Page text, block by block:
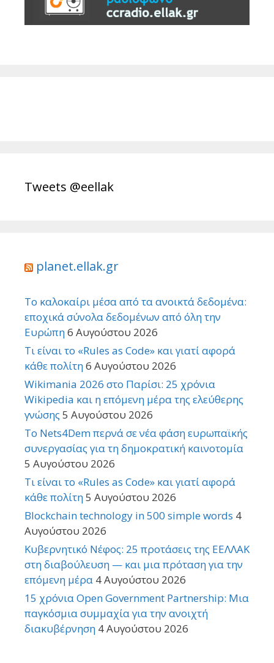
Tweets @eellak
planet.ellak.gr
Το καλοκαίρι μέσα από τα ανοικτά δεδομένα:
εποχικά σύνολα δεδομένων από όλη την
Ευρώπη6 Αυγούστου 2026
Τι είναι το «Rules as Code» και γιατί αφορά
κάθε πολίτη6 Αυγούστου 2026
Wikimania 2026 στο Παρίσι: 25 χρόνια
Wikipedia και η επόμενη μέρα της ελεύθερης
γνώσης 5 Αυγούστου 2026
Το Nets4Dem περνά σε νέα φάση ευρωπαϊκής
συνεργασίας για τη δημοκρατική καινοτομία
5 Αυγούστου 2026
Τι είναι το «Rules as Code» και γιατί αφορά
κάθε πολίτη5 Αυγούστου 2026
Blockchain technology in 500 simple words 4
Αυγούστου 2026
Κυβερνητικό Νέφος: 25 προτάσεις της ΕΕΛΛΑΚ
στη διαβούλευση — και μια πρόταση για την
επόμενη μέρα 4 Αυγούστου 2026
15 χρόνια Open Government Partnership: Μια
παγκόσμια συμμαχία για την ανοιχτή
διακυβέρνηση 4 Αυγούστου 2026